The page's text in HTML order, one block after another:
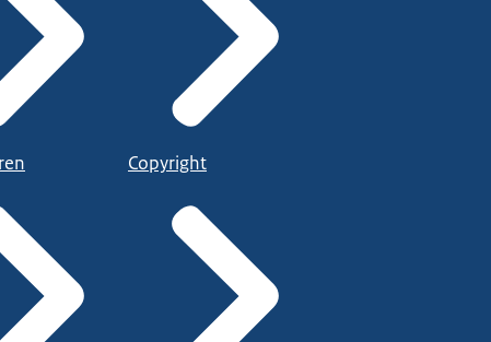
Copyright